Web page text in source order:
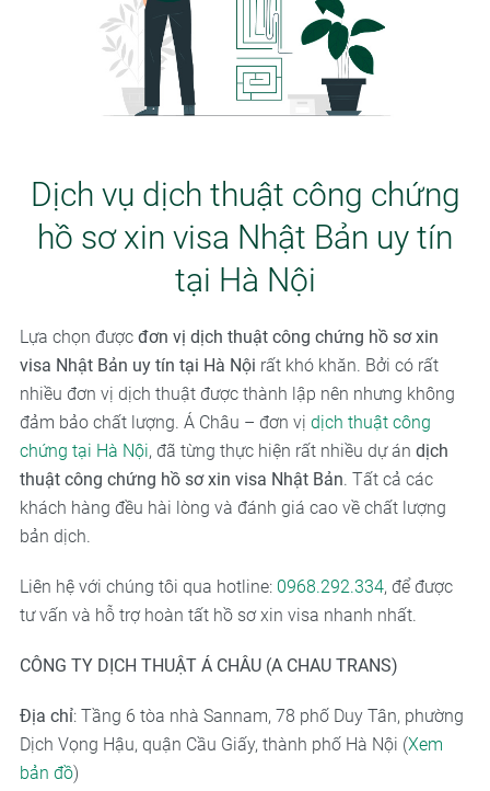
Dịch vụ dịch thuật công chứng
hồ sơ xin visa Nhật Bản uy tín
tại Hà Nội
Lựa chọn được đơn vị dịch thuật công chứng hồ sơ xin
visa Nhật Bản uy tín tại Hà Nội rất khó khăn. Bởi có rất
nhiều đơn vị dịch thuật được thành lập nên nhưng không
đảm bảo chất lượng. Á Châu – đơn vị dịch thuật công
chứng tại Hà Nội, đã từng thực hiện rất nhiều dự án dịch
thuật công chứng hồ sơ xin visa Nhật Bản. Tất cả các
khách hàng đều hài lòng và đánh giá cao về chất lượng
bản dịch.
Liên hệ với chúng tôi qua hotline: 0968.292.334, để được
tư vấn và hỗ trợ hoàn tất hồ sơ xin visa nhanh nhất.
CÔNG TY DỊCH THUẬT Á CHÂU (A CHAU TRANS)
Địa chỉ: Tầng 6 tòa nhà Sannam, 78 phố Duy Tân, phường
Dịch Vọng Hậu, quận Cầu Giấy, thành phố Hà Nội (Xem
bản đồ)